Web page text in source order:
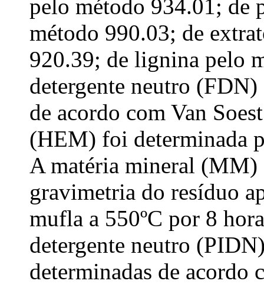
pelo método 934.01; de
método 990.03; de
920.39; de lignina pelo
detergente neutro
de acordo com Van
(HEM) foi determinada
A matéria mineral
gravimetria do resíduo
mufla a 550ºC por 8
detergente neutro
determinadas de